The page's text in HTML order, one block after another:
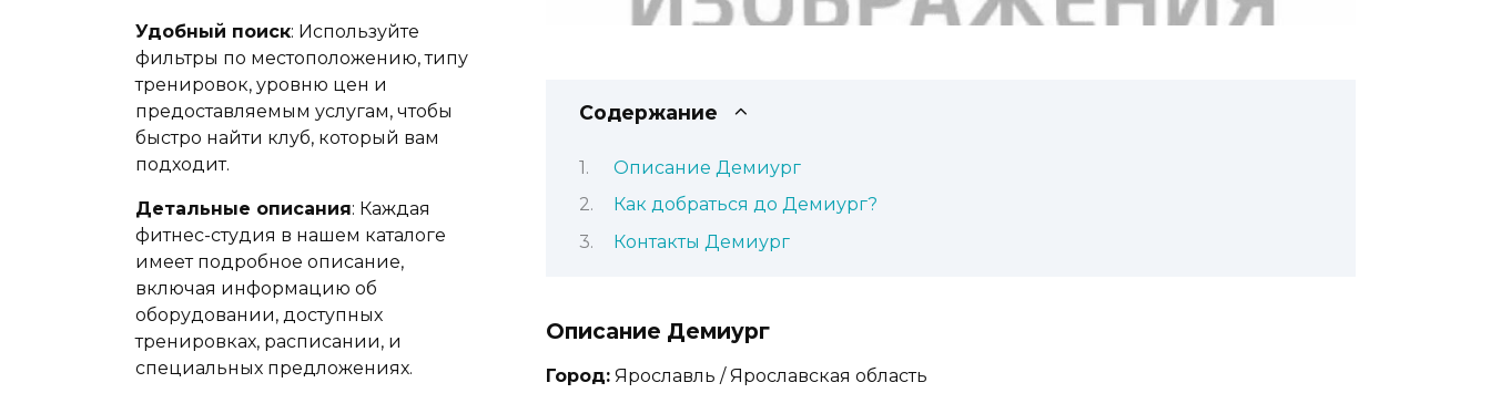
Содержание
Описание Демиург
Как добраться до Демиург?
Контакты Демиург
Описание Демиург
Город: Ярославль / Ярославская область
Удобный поиск: Используйте
фильтры по местоположению, типу
тренировок, уровню цен и
предоставляемым услугам, чтобы
быстро найти клуб, который вам
подходит.
Детальные описания: Каждая
фитнес-студия в нашем каталоге
имеет подробное описание,
включая информацию об
оборудовании, доступных
тренировках, расписании, и
специальных предложениях.